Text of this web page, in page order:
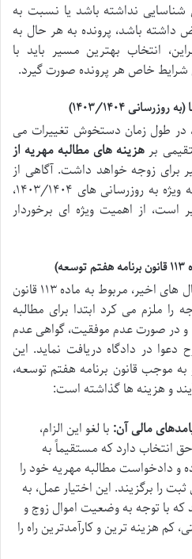
شناسایی نداشته باشد یا نسبت به
داشته باشد، پرونده به هر حال به
انتخاب بهترین مسیر باید با
خاص هر پرونده صورت گیرد.
۱۴۰۳/۱۴۰۴)
در طول زمان دستخوش تغییرات می
بر هزینه های مطالبه مهریه از
برای زوجه خواهد داشت. آگاهی از
آخرین بخشنامه ها و قوانین، به ویژه به روزرسانی های ۱۴۰۳/۱۴۰۴،
از اهمیت ویژه ای برخوردار
یکی از مهم ترین تغییرات در سال های اخیر، مربوط به ماده ۱۱۳ قانون
ملزم می کرد ابتدا برای مطالبه
و در صورت عدم موفقیت، گواهی عدم
در دادگاه دریافت نماید. این
در اردیبهشت ماه ۱۴۰۳ و به موجب قانون برنامه هفتم توسعه،
و هزینه ها گذاشته است:
مالی آن: با لغو این الزام،
انتخاب دارد که مستقیماً به
و دادخواست مطالبه مهریه خود را
را برگزیند. این اختیار عمل، به
که با توجه به وضعیت اموال زوج و
کم هزینه ترین و کارآمدترین راه را